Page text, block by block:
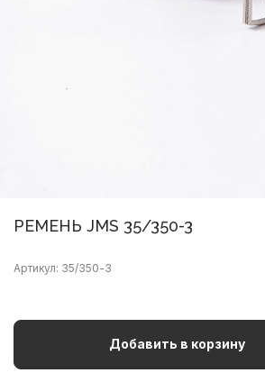
РЕМЕНЬ JMS 35/350-3
Артикул: 35/350-3
Добавить в корзину